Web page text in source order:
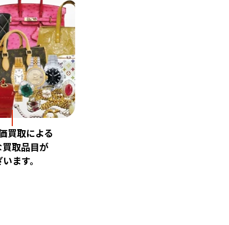
買取による
買取品目が
ます。